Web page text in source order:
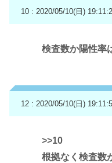
10 : 2020/05/10(日)
検査数か陽性率
12 : 2020/05/10(日)
>>10
根拠なく検査数